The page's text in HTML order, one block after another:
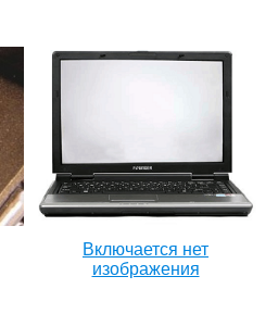
Включается нет
изображения